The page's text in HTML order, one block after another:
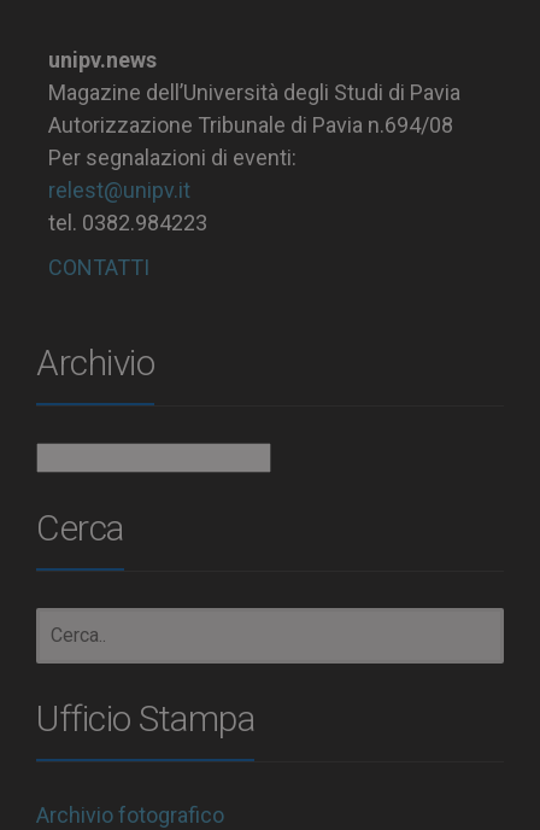
unipv.news
Magazine dell’Università degli Studi di Pavia
Autorizzazione Tribunale di Pavia n.694/08
Per segnalazioni di eventi:
relest@unipv.it
tel. 0382.984223
CONTATTI
Archivio
Cerca
Ufficio Stampa
Archivio fotografico